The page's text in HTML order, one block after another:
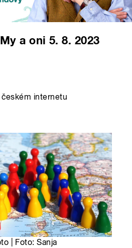
a oni 5. 8. 2023
internetu
| Foto: Sanja